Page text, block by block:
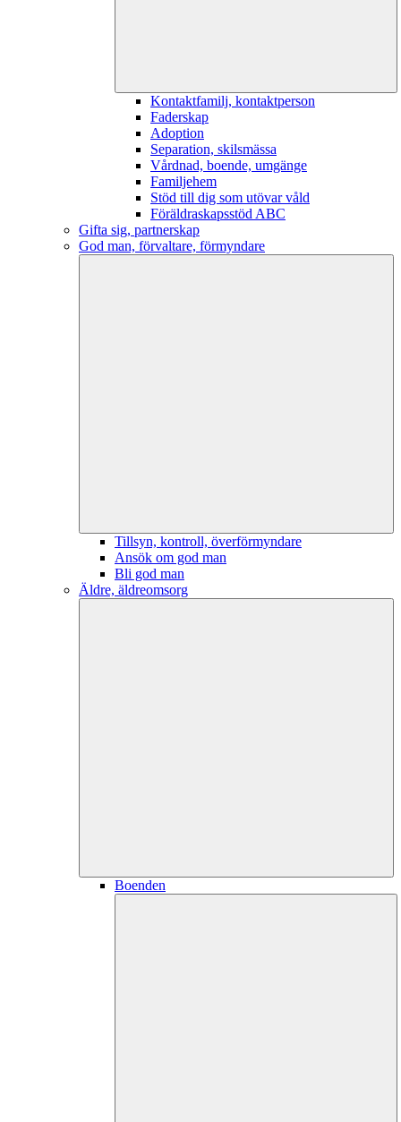
Kontaktfamilj, kontaktperson
Faderskap
Adoption
Separation, skilsmässa
Vårdnad, boende, umgänge
Familjehem
Stöd till dig som utövar våld
Föräldraskapsstöd ABC
Gifta sig, partnerskap
God man, förvaltare, förmyndare
Tillsyn, kontroll, överförmyndare
Ansök om god man
Bli god man
Äldre, äldreomsorg
Boenden